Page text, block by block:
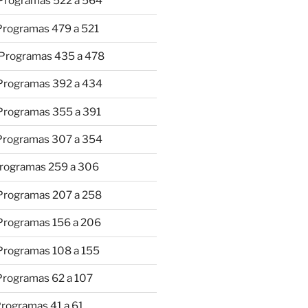
479 a 521
435 a 478
392 a 434
355 a 391
307 a 354
259 a 306
207 a 258
156 a 206
108 a 155
62 a 107